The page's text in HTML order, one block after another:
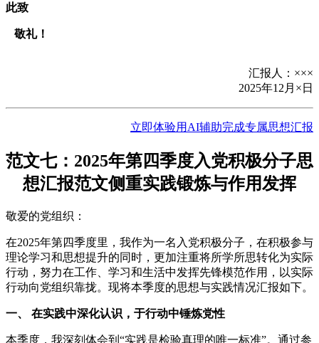
此致
敬礼！
汇报人：×××
2025年12月×日
立即体验用AI辅助完成专属思想汇报
范文七：2025年第四季度入党积极分子思
想汇报范文侧重实践锻炼与作用发挥
敬爱的党组织：
在2025年第四季度里，我作为一名入党积极分子，在积极参与
理论学习和思想提升的同时，更加注重将所学所思转化为实际
行动，努力在工作、学习和生活中发挥先锋模范作用，以实际
行动向党组织靠拢。现将本季度的思想与实践情况汇报如下。
一、 在实践中深化认识，于行动中锤炼党性
本季度，我深刻体会到“实践是检验真理的唯一标准”。通过参